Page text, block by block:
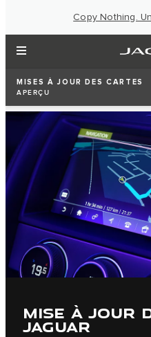
Copy Nothing.
MISES À JOUR DES CARTES
APERÇU
MISE À JOUR
JAGUAR